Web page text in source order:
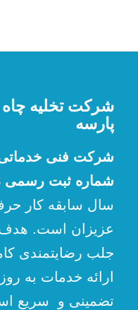
شرکت تخلیه چاه
پارسه
شرکت فنی خدماتی
شماره ثبت رسمی 524903
سال سابقه کار
عزیزان است. هدف
جلب رضایتمندی
ارائه خدمات به
تضمینی و سریع